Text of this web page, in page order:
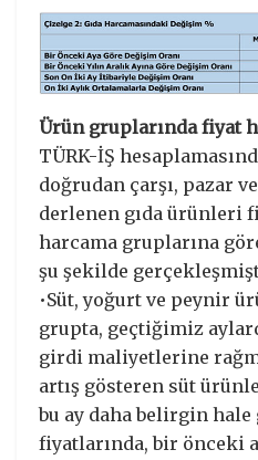
Ürün gruplarında fiyat
TÜRK-İŞ
doğrudan çarşı, pazar
derlenen gıda ürünleri
harcama gruplarına
şu şekilde
•Süt, yoğurt ve peynir
grupta, geçtiğimiz
girdi maliyetlerine
artış gösteren süt
bu ay daha belirgin
fiyatlarında, bir önceki